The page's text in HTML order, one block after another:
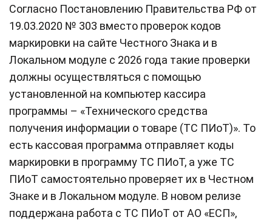
Согласно Постановлению Правительства РФ от
19.03.2020 № 303 вместо проверок кодов
маркировки на сайте Честного Знака и в
Локальном модуле с 2026 года такие проверки
должны осуществляться с помощью
установленной на компьютер кассира
программы – «Технического средства
получения информации о товаре (ТС ПИоТ)». То
есть кассовая программа отправляет коды
маркировки в программу ТС ПИоТ, а уже ТС
ПИоТ самостоятельно проверяет их в Честном
Знаке и в Локальном модуле. В новом релизе
поддержана работа с ТС ПИоТ от АО «ЕСП»,